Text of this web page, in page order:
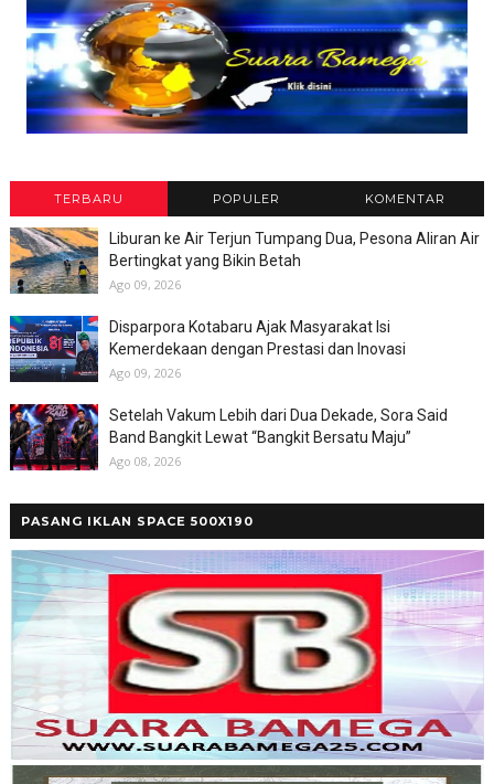
TERBARU POPULER KOMENTAR
Liburan ke Air Terjun Tumpang Dua, Pesona Aliran Air
Bertingkat yang Bikin Betah
Ago 09, 2026
Disparpora Kotabaru Ajak Masyarakat Isi
Kemerdekaan dengan Prestasi dan Inovasi
Ago 09, 2026
Setelah Vakum Lebih dari Dua Dekade, Sora Said
Band Bangkit Lewat “Bangkit Bersatu Maju”
Ago 08, 2026
PASANG IKLAN SPACE 500X190